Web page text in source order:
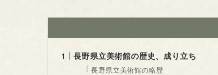
長野県立美術館の歴史、成り立ち
長野県立美術館の略歴